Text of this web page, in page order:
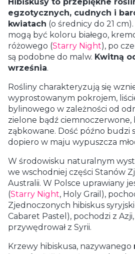
egzotycznych, cudnych i
kwiatach (o średnicy do 21
mogą być koloru białego,
różowego (Starry Night), po
są podobne do malw. Kwitną
września.
Rośliny charakteryzują się
wyprostowanym pokrojem,
bylinowego w zależności od
zielone bądź ciemnoczerwone,
ząbkowane. Dość późno budzi
dopiero w maju wypuszcza
W środowisku naturalnym
we wschodniej części Stanów
Australii. W Polsce uprawiany
(Starry Night, Holy Grail),
Zjednoczonych hibiskus
Cabaret Pastel), pochodzi z
przywędrował z Syrii.
Krzewy hibiskusa, nazywanego